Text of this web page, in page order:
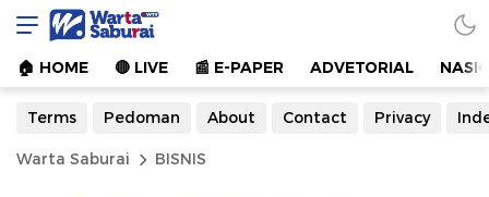
Warta Saburai
Sumber Informasi Terkini
🏠︎ HOME 🔴 LIVE 📰 E-PAPER ADVETORIAL
Terms Pedoman About Contact Privacy
Warta Saburai BISNIS